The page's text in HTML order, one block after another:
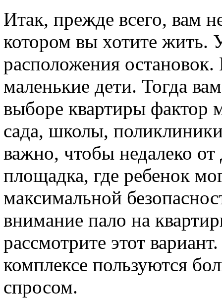
Итак, прежде всего, вам
котором вы хотите жить.
расположения
маленькие дети. Тогда
выборе квартиры фактор
сада, школы,
важно, чтобы недалеко от
площадка, где ребенок
максимальной
внимание пало на
рассмотрите этот
комплексе пользуются
спросом.